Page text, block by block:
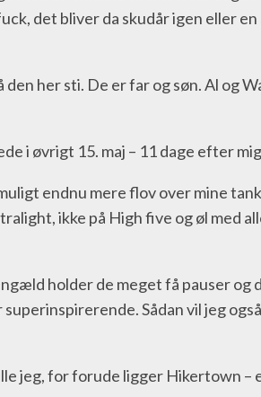
det bliver da skudår igen eller en
her sti. De er far og søn. Al og
i øvrigt 15. maj – 11 dage efter
endnu mere flov over mine
ikke på High five og øl med
holder de meget få pauser
Sådan vil jeg
jeg, for forude ligger Hikertown